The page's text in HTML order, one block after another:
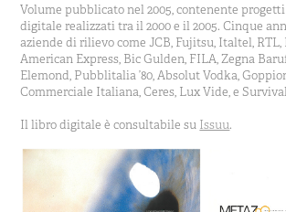
Volume pubblicato nel 2005, contenente
digitale realizzati tra il 2000 e il 2005. Cinque
aziende di rilievo come JCB, Fujitsu, Italtel, RTL,
American Express, Bic Gulden, FILA, Zegna
Elemond, Pubblitalia ’80, Absolut Vodka,
Commerciale Italiana, Ceres, Lux Vide, e
Il libro digitale è consultabile su Issuu.